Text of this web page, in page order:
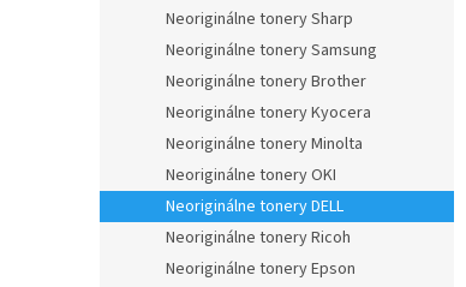
Neoriginálne tonery Sharp
Neoriginálne tonery Samsung
Neoriginálne tonery Brother
Neoriginálne tonery Kyocera
Neoriginálne tonery Minolta
Neoriginálne tonery OKI
Neoriginálne tonery DELL
Neoriginálne tonery Ricoh
Neoriginálne tonery Epson